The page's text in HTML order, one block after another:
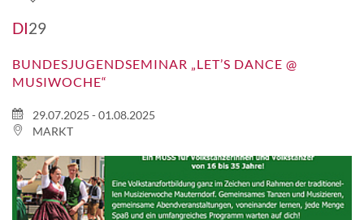
DI29
BUNDESJUGENDSEMINAR „LET’S DANCE @
MUSIWOCHE“
29.07.2025 - 01.08.2025
MARKT